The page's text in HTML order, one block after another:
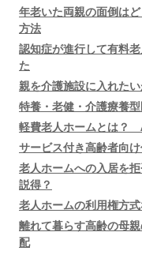
年老いた両親の面倒は
方法
認知症が進行して有料
た
親を介護施設に入れた
特養・老健・介護療養
軽費老人ホームとは？
サービス付き高齢者向
老人ホームへの入居を
説得？
老人ホームの利用権方
離れて暮らす高齢の母
配